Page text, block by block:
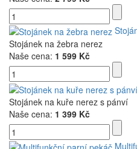
Stojánek na žebra nerez
Naše cena: 1 599 Kč
Stojánek na kuře nerez s pánví
Naše cena: 1 399 Kč